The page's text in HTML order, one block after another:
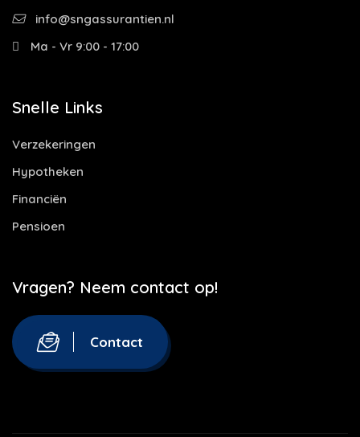
info@sngassurantien.nl
Ma - Vr 9:00 - 17:00
Snelle Links
Verzekeringen
Hypotheken
Financiën
Pensioen
Vragen? Neem contact op!
Contact